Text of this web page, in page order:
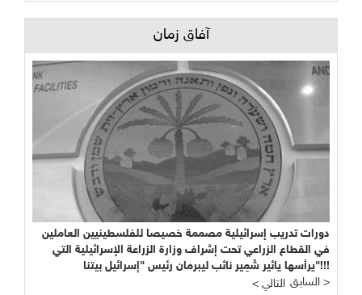
آفاق زمان
دورات تدريب إسرائيلية مصممة خصيصا للفلسطينيين العاملين
في القطاع الزراعي تحت إشراف وزارة الزراعة الإسرائيلية التي
يرأسها يائير شَمِير نائب ليبرمان رئيس "إسرائيل بيتنا"!!!
< التالي
السابق >